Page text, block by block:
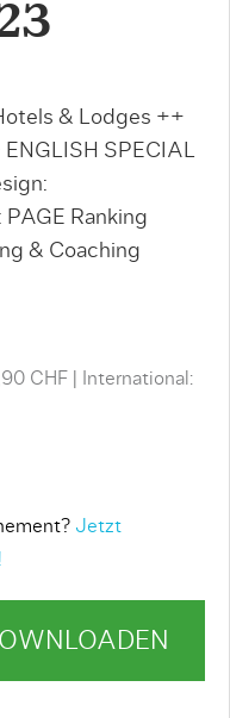
& Lodges ++
SPECIAL
Ranking
& Coaching
CHF
International:
Jetzt